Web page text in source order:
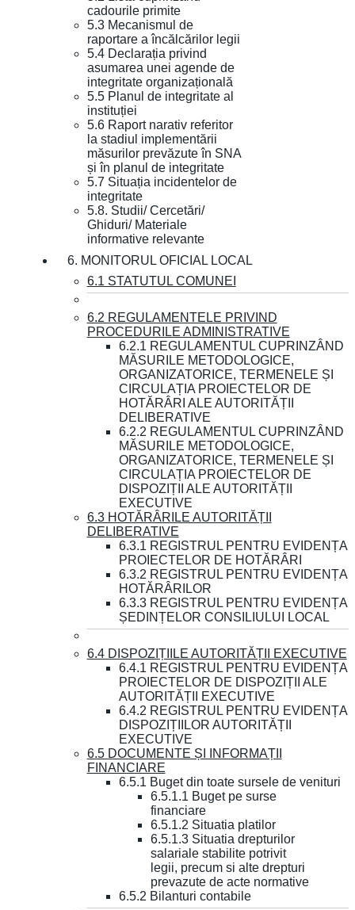
cadourile primite
5.3 Mecanismul de
raportare a încălcărilor legii
5.4 Declarația privind
asumarea unei agende de
integritate organizațională
5.5 Planul de integritate al
instituției
5.6 Raport narativ referitor
la stadiul implementării
măsurilor prevăzute în SNA
și în planul de integritate
5.7 Situația incidentelor de
integritate
5.8. Studii/ Cercetări/
Ghiduri/ Materiale
informative relevante
6. MONITORUL OFICIAL LOCAL
6.1 STATUTUL COMUNEI
6.2 REGULAMENTELE PRIVIND
PROCEDURILE ADMINISTRATIVE
6.2.1 REGULAMENTUL CUPRINZÂND
MĂSURILE METODOLOGICE,
ORGANIZATORICE, TERMENELE ȘI
CIRCULAȚIA PROIECTELOR DE
HOTĂRÂRI ALE AUTORITĂȚII
DELIBERATIVE
6.2.2 REGULAMENTUL CUPRINZÂND
MĂSURILE METODOLOGICE,
ORGANIZATORICE, TERMENELE ȘI
CIRCULAȚIA PROIECTELOR DE
DISPOZIȚII ALE AUTORITĂȚII
EXECUTIVE
6.3 HOTĂRÂRILE AUTORITĂȚII
DELIBERATIVE
6.3.1 REGISTRUL PENTRU EVIDENȚA
PROIECTELOR DE HOTĂRÂRI
6.3.2 REGISTRUL PENTRU EVIDENȚA
HOTĂRÂRILOR
6.3.3 REGISTRUL PENTRU EVIDENȚA
ȘEDINȚELOR CONSILIULUI LOCAL
6.4 DISPOZIȚIILE AUTORITĂȚII EXECUTIVE
6.4.1 REGISTRUL PENTRU EVIDENȚA
PROIECTELOR DE DISPOZIȚII ALE
AUTORITĂȚII EXECUTIVE
6.4.2 REGISTRUL PENTRU EVIDENȚA
DISPOZIȚIILOR AUTORITĂȚII
EXECUTIVE
6.5 DOCUMENTE ȘI INFORMAȚII
FINANCIARE
6.5.1 Buget din toate sursele de venituri
6.5.1.1 Buget pe surse
financiare
6.5.1.2 Situatia platilor
6.5.1.3 Situatia drepturilor
salariale stabilite potrivit
legii, precum si alte drepturi
prevazute de acte normative
6.5.2 Bilanturi contabile